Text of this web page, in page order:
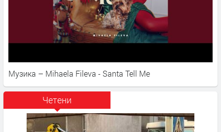
Музика – Mihaela Fileva - Santa Tell Me
Четени